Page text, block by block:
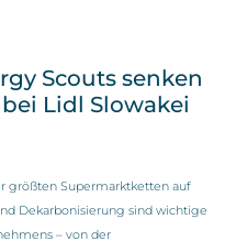
Scouts senken
Lidl Slowakei
größten Supermarktketten auf
Dekarbonisierung sind wichtige
– von der